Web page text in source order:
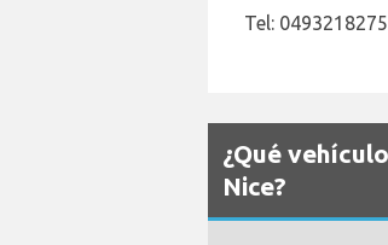
Tel: 0493218275
¿Qué
Nice?